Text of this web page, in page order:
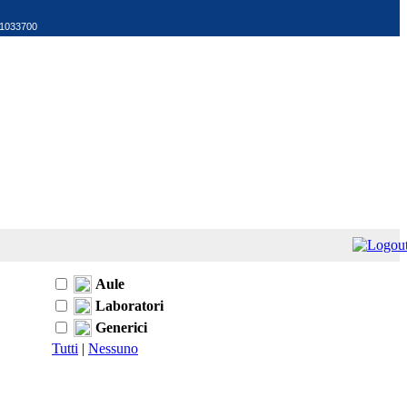
Aule
Laboratori
Generici
Tutti | Nessuno